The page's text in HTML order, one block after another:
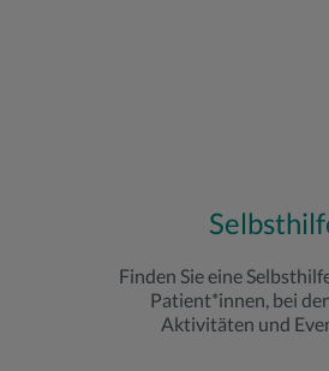
Finden Sie eine
Patient*innen, bei
Aktivitäten und